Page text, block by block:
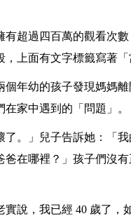
超過四百萬的觀看次
，上面有文字標籤寫著
個年幼的孩子發現媽媽
家中遇到的「問題」。
了。」兒子告訴她：「
爸在哪裡？」孩子們沒
實說，我已經 40 歲了